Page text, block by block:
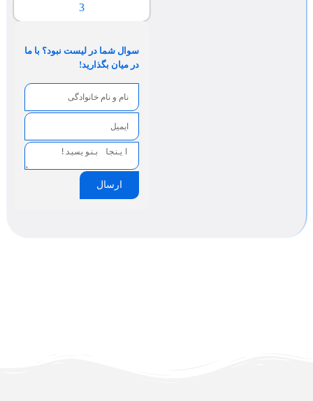
3
سوال شما در لیست نبود؟ با ما
در میان بگذارید!
ارسال